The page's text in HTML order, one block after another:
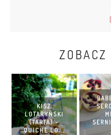
ZOBACZ
KISZ
LOTARYŃSKI
(TARTA) -
QUICHE LO...